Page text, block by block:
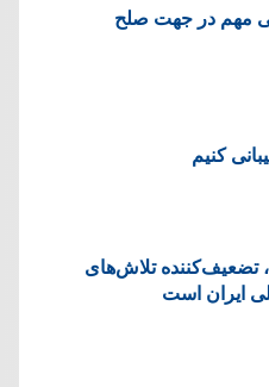
مهم در جهت صلح
کنیم
تضعیف‌کننده تلاش‌های
ایران است